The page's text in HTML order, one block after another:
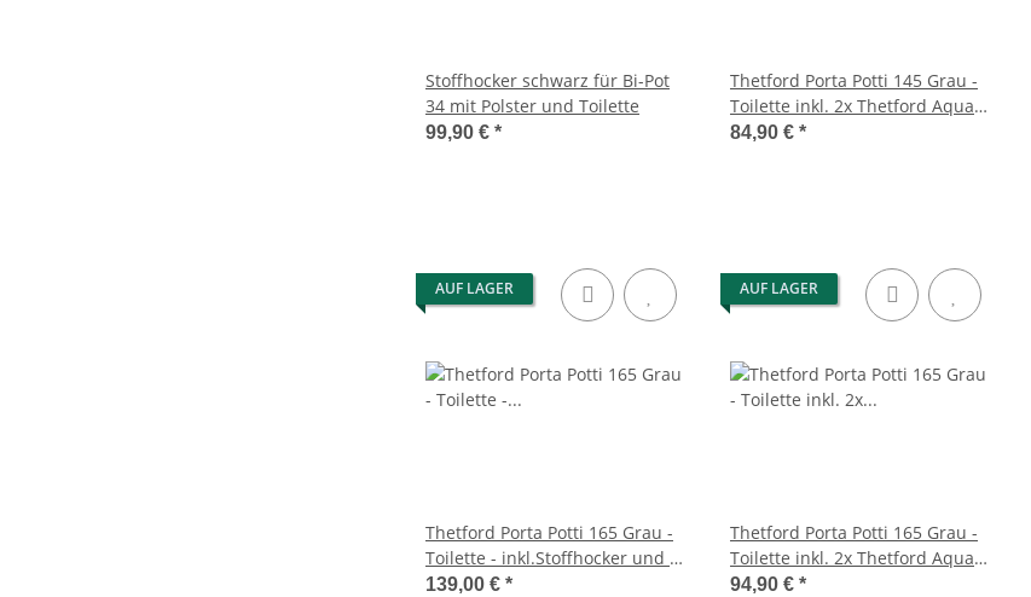
Stoffhocker schwarz für Bi-Pot
34 mit Polster und Toilette
99,90 € *
Thetford Porta Potti 145 Grau -
Toilette inkl. 2x Thetford Aqua
Kem Blue 2 Liter - Set
84,90 € *
AUF LAGER
Thetford Porta Potti 165 Grau -
Toilette - inkl.Stoffhocker und 2x
Thetford Aqua Kem Blue 2 Liter -
139,00 € *
AUF LAGER
Thetford Porta Potti 165 Grau -
Toilette inkl. 2x Thetford Aqua
Kem Blue 2 Liter - Set
94,90 € *